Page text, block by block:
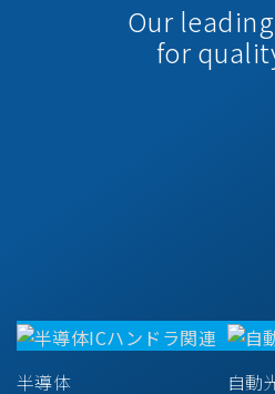
Our
for
半導体
自動